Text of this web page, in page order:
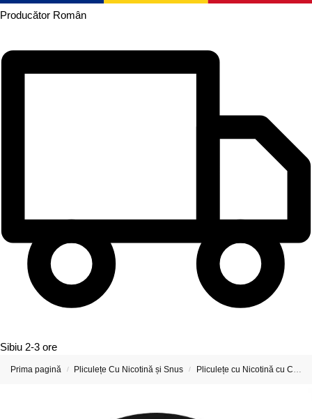
Producător Român
Sibiu 2-3 ore
Prima pagină / Pliculețe Cu Nicotină și Snus / Pliculețe cu Nicotină cu Concentrație Foarte Tare